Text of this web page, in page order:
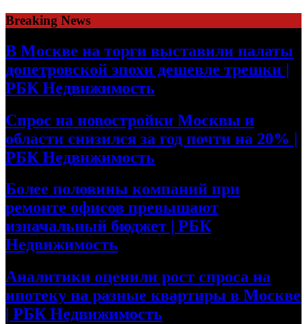
Skip
to
content
Breaking News
В Москве на торги выставили палаты
допетровской эпохи дешевле трешки |
РБК Недвижимость
Спрос на новостройки Москвы и
области снизился за год почти на 20% |
РБК Недвижимость
Более половины компаний при
ремонте офисов превышают
изначальный бюджет | РБК
Недвижимость
Аналитики оценили рост спроса на
ипотеку на разные квартиры в Москве
| РБК Недвижимость